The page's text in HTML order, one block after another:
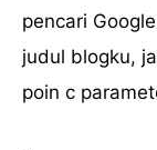
pencari
judul blogku,
poin c